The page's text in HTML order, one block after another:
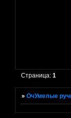
Страница:1
»ОчУмелые